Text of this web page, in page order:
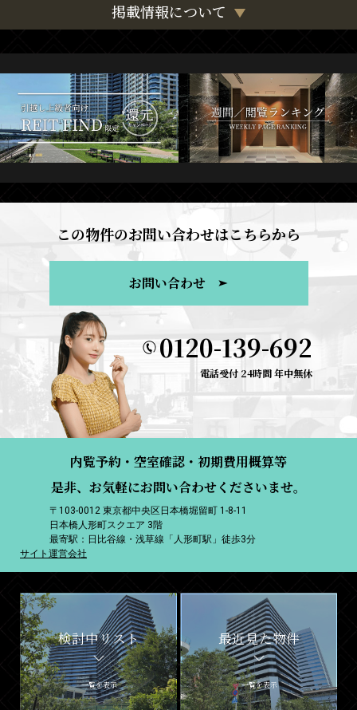
掲載情報について
この物件のお問い合わせはこちらから
お問い合わせ
0120-139-692
電話受付 24時間 年中無休
内覧予約・空室確認・初期費用概算等
是非、お気軽にお問い合わせくださいませ。
〒103-0012 東京都中央区日本橋堀留町 1-8-11
日本橋人形町スクエア 3階
最寄駅：日比谷線・浅草線「人形町駅」徒歩3分
サイト運営会社
検討中リスト
一覧を表示
最近見た物件
一覧を表示